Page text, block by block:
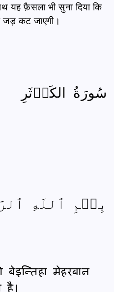
यह फ़ैसला भी सुना दिया कि
जड़ कट जाएगी।
سُورَةُ الكَوۡثَرِ
بِسۡمِ ٱللَّهِ
मेहरबान
है।